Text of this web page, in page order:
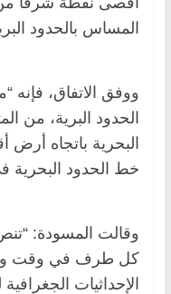
المساس بالحدود
ووفق الاتفاق،
الحدود البرية، من
البحرية باتجاه
خط الحدود البحرية
وقالت المسودة:
كل طرف في وقت
الإحداثيات